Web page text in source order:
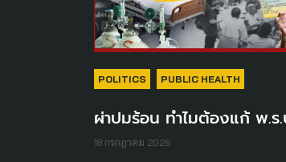
POLITICS PUBLIC HEALTH
ผ่าปมร้อน ทำไมต้องแก้ พ.
18 กรกฎาคม 2026